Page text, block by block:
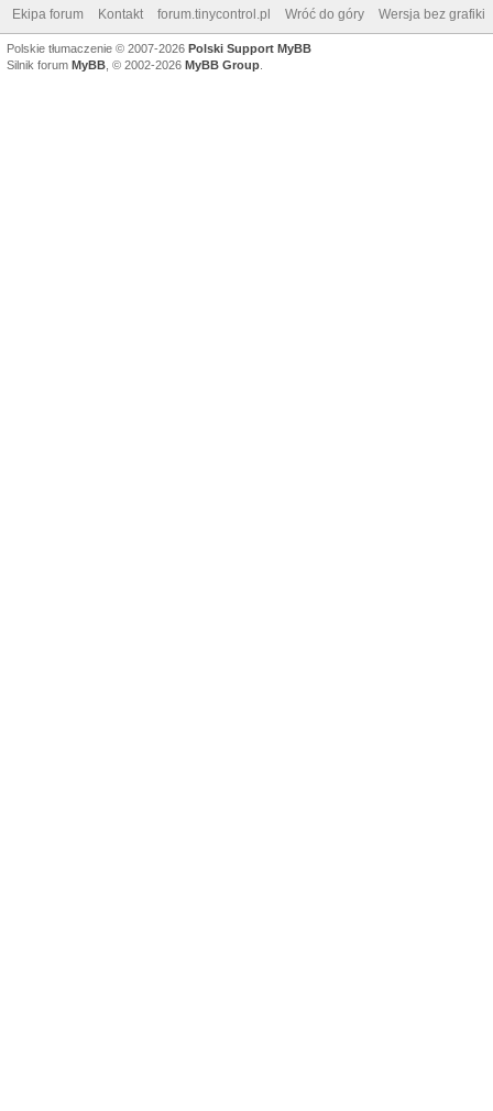
Ekipa forum Kontakt forum.tinycontrol.pl Wróć do góry Wersja bez grafiki
Polskie tłumaczenie © 2007-2026 Polski Support MyBB
Silnik forum MyBB , © 2002-2026 MyBB Group